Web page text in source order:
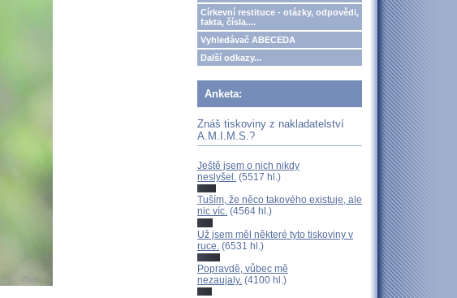
Církevní restituce - otázky, odpovědi,
fakta, čísla....
Vyhledávač ABECEDA
Další odkazy...
Anketa:
Znáš tiskoviny z nakladatelství
A.M.I.M.S.?
Ještě jsem o nich nikdy
neslyšel. (5517 hl.)
Tuším, že něco takového existuje, ale
nic víc. (4564 hl.)
Už jsem měl některé tyto tiskoviny v
ruce. (6531 hl.)
Popravdě, vůbec mě
nezaujaly. (4100 hl.)